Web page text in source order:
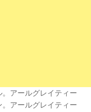
アールグレイティー
アールグレイティー